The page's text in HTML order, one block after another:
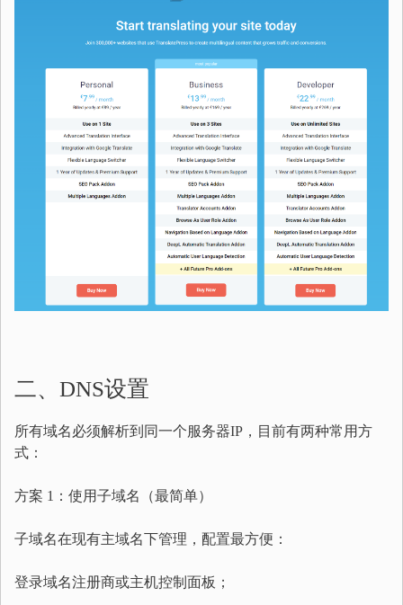
二、DNS设置
所有域名必须解析到同一个服务器IP，目前有两种常用方
式：
方案 1：使用子域名（最简单）
子域名在现有主域名下管理，配置最方便：
登录域名注册商或主机控制面板；